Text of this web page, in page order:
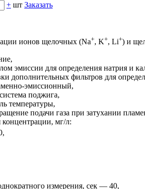
+ шт Заказать
ионов щелочных (Na+, K+, Li+) и
эмиссии для определения натрия и
дополнительных фильтров для
эмиссионный,
поджига,
температуры,
подачи газа при затухании
концентрации, мг/л:
измерения, сек — 40,